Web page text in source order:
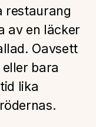
restaurang
av en läcker
Oavsett
bara
lika